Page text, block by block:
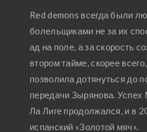
Red demons всегда были
болельщиками не за их
ад на поле, а за скорость
втором тайме, скорее
позволила дотянуться до
передачи Зырянова.
Ла Лиге продолжался, и в
испанский «Золотой мяч».